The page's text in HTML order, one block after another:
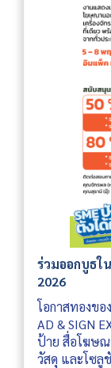
ร่วมออกบูธใน
2026
โอกาสทองขอ
AD & SIGN
ป้าย สื่อโฆษณ
วัสดุ และโซลู